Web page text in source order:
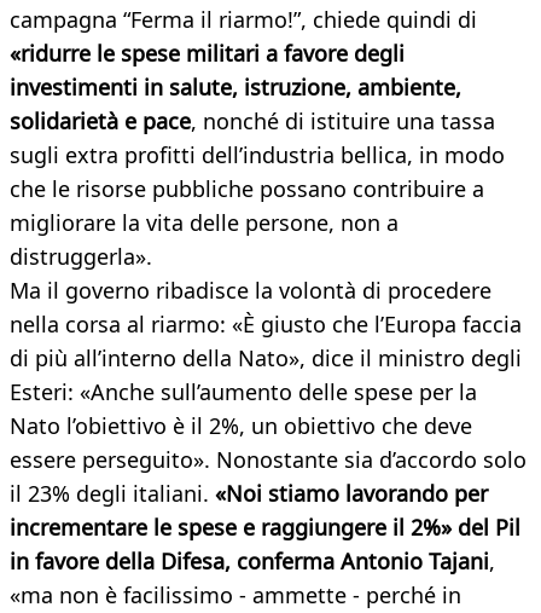
campagna “Ferma il riarmo!”, chiede quindi di
«ridurre le spese militari a favore degli
investimenti in salute, istruzione, ambiente,
solidarietà e pace, nonché di istituire una tassa
sugli extra profitti dell’industria bellica, in modo
che le risorse pubbliche possano contribuire a
migliorare la vita delle persone, non a
distruggerla».
Ma il governo ribadisce la volontà di procedere
nella corsa al riarmo: «È giusto che l’Europa faccia
di più all’interno della Nato», dice il ministro degli
Esteri: «Anche sull’aumento delle spese per la
Nato l’obiettivo è il 2%, un obiettivo che deve
essere perseguito». Nonostante sia d’accordo solo
il 23% degli italiani. «Noi stiamo lavorando per
incrementare le spese e raggiungere il 2%» del Pil
in favore della Difesa, conferma Antonio Tajani,
«ma non è facilissimo - ammette - perché in